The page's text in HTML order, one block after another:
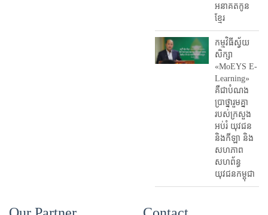
អនាគតកូន
ខ្មែរ
កម្មវិធីស្វ័យ
សិក្សា
«MoEYS E-
Learning»
គឺជាបំណង
ប្រាថ្នារួមគ្នា
របស់ក្រសួង
អប់រំ​ យុវជន
និងកីឡា និង
សហភាព
សហព័ន្ធ
យុវជនកម្ពុជា